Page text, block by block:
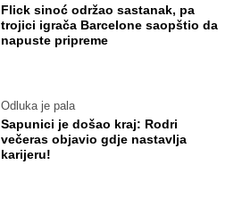
Flick sinoć održao sastanak, pa
trojici igrača Barcelone saopštio da
napuste pripreme
Odluka je pala
Sapunici je došao kraj: Rodri
večeras objavio gdje nastavlja
karijeru!